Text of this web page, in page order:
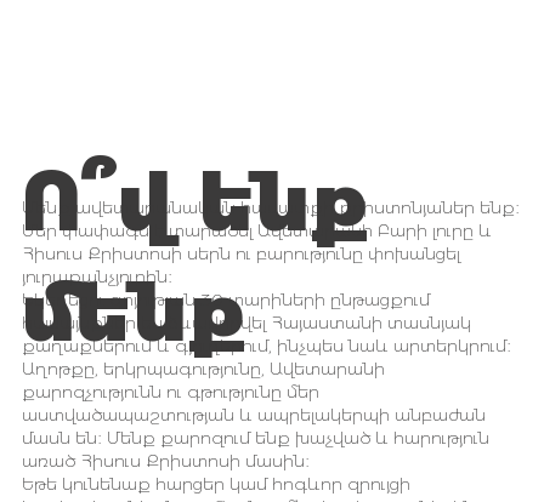
Ո՞վ ենք
մենք
Մենք ավետարանական հավատքի քրիստոնյաներ ենք։
Մեր փափագն է տարածել Ավետարանի Բարի լուրը և
Հիսուս Քրիստոսի սերն ու բարությունը փոխանցել
յուրաքանչյուրին։
Եկեղեցու գոյության 30 տարիների ընթացքում
համայնքներ են ձևավորվել Հայաստանի տասնյակ
քաղաքներում և գյուղերում, ինչպես նաև արտերկրում։
Աղոթքը, երկրպագությունը, Ավետարանի
քարոզչությունն ու գթությունը մեր
աստվածապաշտության և ապրելակերպի անբաժան
մասն են։ Մենք քարոզում ենք խաչված և հարություն
առած Հիսուս Քրիստոսի մասին։
Եթե կունենաք հարցեր կամ հոգևոր զրույցի